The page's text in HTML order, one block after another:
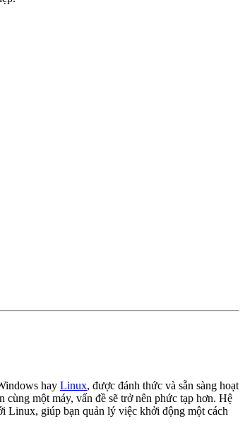
hay Linux, được đánh thức và sẵn sàng hoạt
một máy, vấn đề sẽ trở nên phức tạp hơn. Hệ
Linux, giúp bạn quản lý việc khởi động một cách